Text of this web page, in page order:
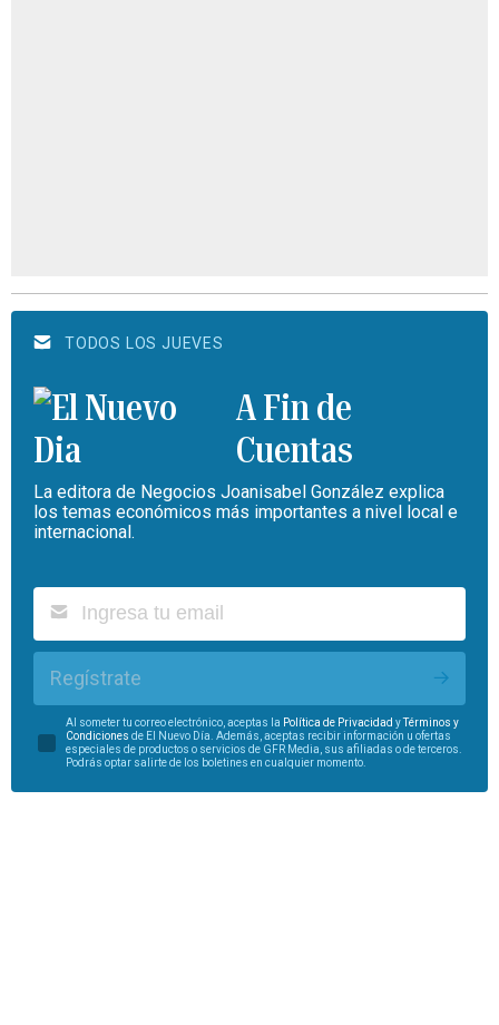
TODOS LOS JUEVES
A Fin de
Cuentas
La editora de Negocios Joanisabel González explica
los temas económicos más importantes a nivel local e
internacional.
Regístrate
Al someter tu correo electrónico, aceptas la Política de Privacidad yTérminos y
Condiciones de El Nuevo Día. Además, aceptas recibir información u ofertas
especiales de productos o servicios de GFR Media, sus afiliadas o de terceros.
Podrás optar salirte de los boletines en cualquier momento.